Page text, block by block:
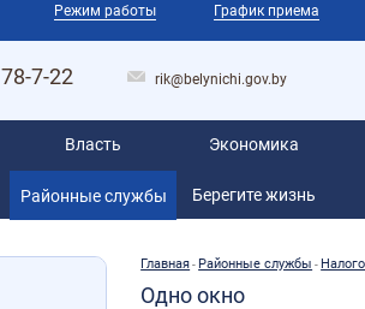
Режим работы График приема
78-7-22 rik@belynichi.gov.by
Власть Экономика
Районные службы Берегите жизнь
Главная- Районные службы -
Одно окно